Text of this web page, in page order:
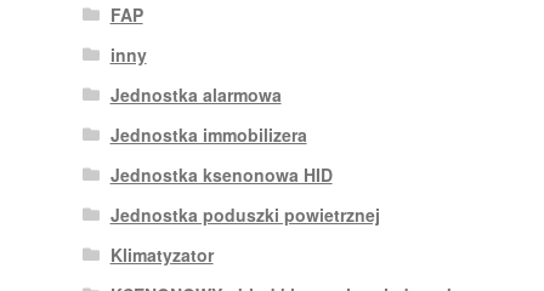
FAP
inny
Jednostka alarmowa
Jednostka immobilizera
Jednostka ksenonowa HID
Jednostka poduszki powietrznej
Klimatyzator